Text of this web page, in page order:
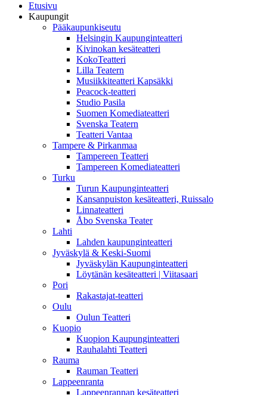
Etusivu
Kaupungit
Pääkaupunkiseutu
Helsingin Kaupunginteatteri
Kivinokan kesäteatteri
KokoTeatteri
Lilla Teatern
Musiikkiteatteri Kapsäkki
Peacock-teatteri
Studio Pasila
Suomen Komediateatteri
Svenska Teatern
Teatteri Vantaa
Tampere & Pirkanmaa
Tampereen Teatteri
Tampereen Komediateatteri
Turku
Turun Kaupunginteatteri
Kansanpuiston kesäteatteri, Ruissalo
Linnateatteri
Åbo Svenska Teater
Lahti
Lahden kaupunginteatteri
Jyväskylä & Keski-Suomi
Jyväskylän Kaupunginteatteri
Löytänän kesäteatteri | Viitasaari
Pori
Rakastajat-teatteri
Oulu
Oulun Teatteri
Kuopio
Kuopion Kaupunginteatteri
Rauhalahti Teatteri
Rauma
Rauman Teatteri
Lappeenranta
Lappeenrannan kesäteatteri